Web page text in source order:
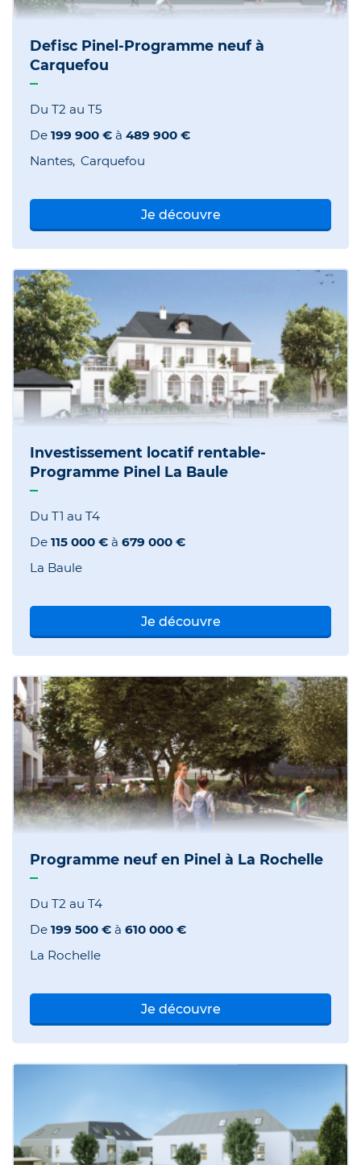
Defisc Pinel-Programme neuf à
Carquefou
Du T2 au T5
De 199 900 € à 489 900 €
Nantes Carquefou
Je découvre
Investissement locatif rentable-
Programme Pinel La Baule
Du T1 au T4
De 115 000 € à 679 000 €
La Baule
Je découvre
Programme neuf en Pinel à La Rochelle
Du T2 au T4
De 199 500 € à 610 000 €
La Rochelle
Je découvre